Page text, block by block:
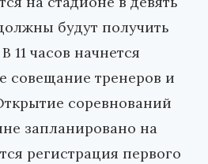
будут получить
11 часов начнется
совещание тренеров и
соревнований
запланировано на
регистрация первого